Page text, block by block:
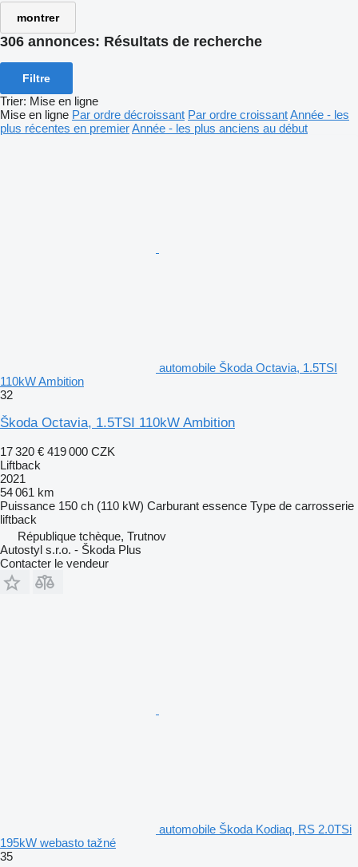
montrer
306 annonces: Résultats de recherche
Filtre
Trier: Mise en ligne
Mise en ligne Par ordre décroissant Par ordre croissantAnnée - les
plus récentes en premierAnnée - les plus anciens au début
automobile Škoda Octavia, 1.5TSI
110kW Ambition
32
Škoda Octavia, 1.5TSI 110kW Ambition
17 320 € 419 000 CZK
Liftback
2021
54 061 km
Puissance 150 ch (110 kW) Carburant essence Type de carrosserie
liftback
République tchèque, Trutnov
Autostyl s.r.o. - Škoda Plus
Contacter le vendeur
automobile Škoda Kodiaq, RS 2.0TSi
195kW webasto tažné
35